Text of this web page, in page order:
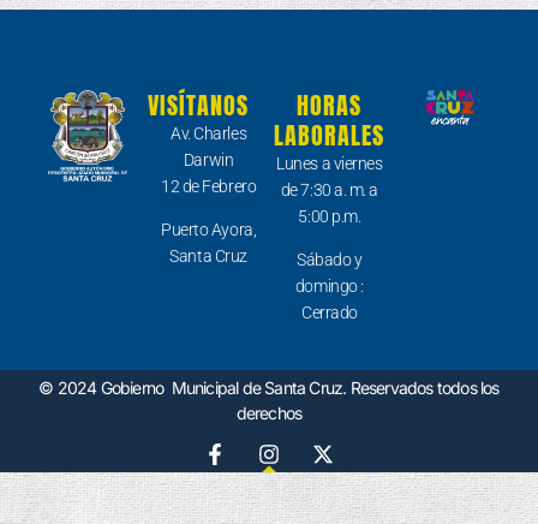
VISÍTANOS
Av. Charles
Darwin
12 de Febrero
Puerto Ayora,
Santa Cruz
HORAS
LABORALES
Lunes a viernes
de 7:30 a. m. a
5:00 p.m.
Sábado y
domingo :
Cerrado
© 2024 Gobierno Municipal de Santa Cruz. Reservados todos los
derechos